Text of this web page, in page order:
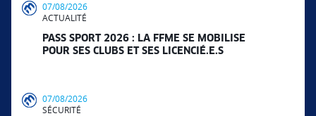
07/08/2026
ACTUALITÉ
PASS SPORT 2026 : LA FFME SE MOBILISE
POUR SES CLUBS ET SES LICENCIÉ.E.S
07/08/2026
SÉCURITÉ